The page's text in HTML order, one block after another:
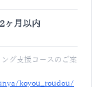
2ヶ月以内
グ支援コースのご案
koyou_roudou/